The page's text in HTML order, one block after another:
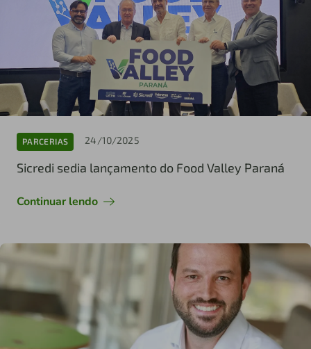
PARCERIAS 24/10/2025
Sicredi sedia lançamento do Food Valley Paraná
Continuar lendo